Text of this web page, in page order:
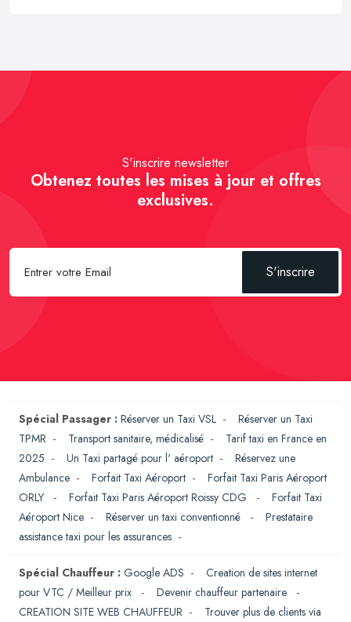
S'inscrire newsletter
Obtenez toutes les mises à jour et offres
exclusives.
S'inscrire
Spécial Passager : Réserver un Taxi VSL - Réserver un Taxi
TPMR - Transport sanitaire, médicalisé - Tarif taxi en France en
2025 - Un Taxi partagé pour l' aéroport - Réservez une
Ambulance - Forfait Taxi Aéroport - Forfait Taxi Paris Aéroport
ORLY
- Forfait Taxi Paris Aéroport Roissy CDG - Forfait Taxi
Aéroport Nice - Réserver un taxi conventionné - Prestataire
assistance taxi pour les assurances -
Spécial Chauffeur : Google ADS - Creation de sites internet
pour VTC / Meilleur prix
- Devenir chauffeur partenaire
-
CREATION SITE WEB CHAUFFEUR - Trouver plus de clients via